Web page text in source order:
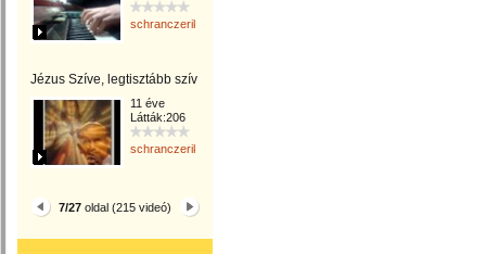
schranczerika
Jézus Szíve, legtisztább szív
11 éve
Látták:206
schranczerika
7/27 oldal (215 videó)